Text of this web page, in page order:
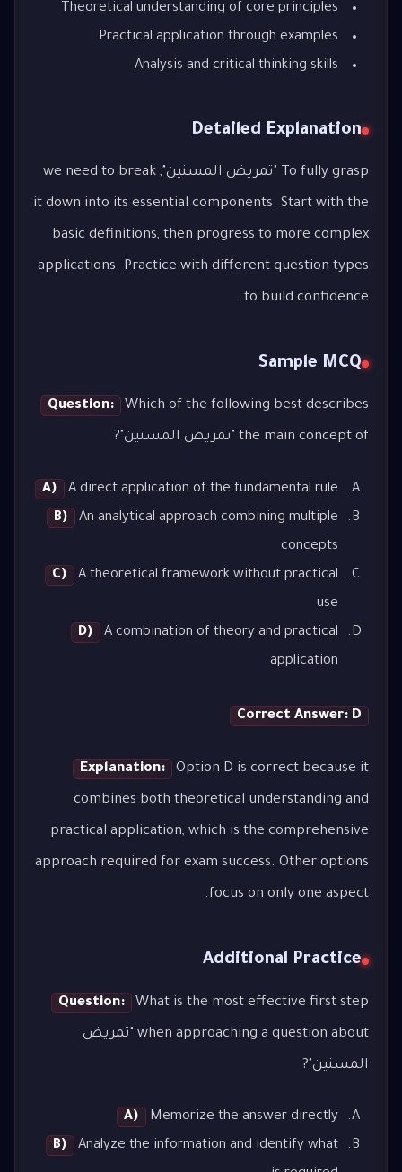
Theoretical understanding of core principles
Practical application through examples
Analysis and critical thinking skills
Detailed Explanation
To fully grasp "تمريض المسنين", we need to break
it down into its essential components. Start with the
basic definitions, then progress to more complex
applications. Practice with different question types
to build confidence.
Sample MCQ
Question: Which of the following best describes
the main concept of "تمريض المسنين"?
A)
A direct application of the fundamental rule
B)
An analytical approach combining multiple
concepts
C)
A theoretical framework without practical
use
D)
A combination of theory and practical
application
Correct Answer: D
Explanation: Option D is correct because it
combines both theoretical understanding and
practical application, which is the comprehensive
approach required for exam success. Other options
focus on only one aspect.
Additional Practice
Question: What is the most effective first step
when approaching a question about "تمريض
المسنين"?
A)
Memorize the answer directly
B)
Analyze the information and identify what